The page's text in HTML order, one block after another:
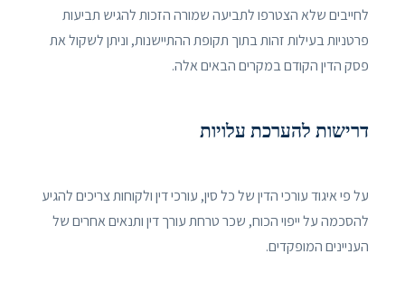
לחייבים שלא הצטרפו לתביעה שמורה הזכות להגיש תביעות
פרטניות בעילות זהות בתוך תקופת ההתיישנות, וניתן לשקול את
פסק הדין הקודם במקרים הבאים אלה.
דרישות להערכת עלויות
על פי איגוד עורכי הדין של כל סין, עורכי דין ולקוחות צריכים להגיע
להסכמה על ייפוי הכוח, שכר טרחת עורך דין ותנאים אחרים של
העניינים המופקדים.